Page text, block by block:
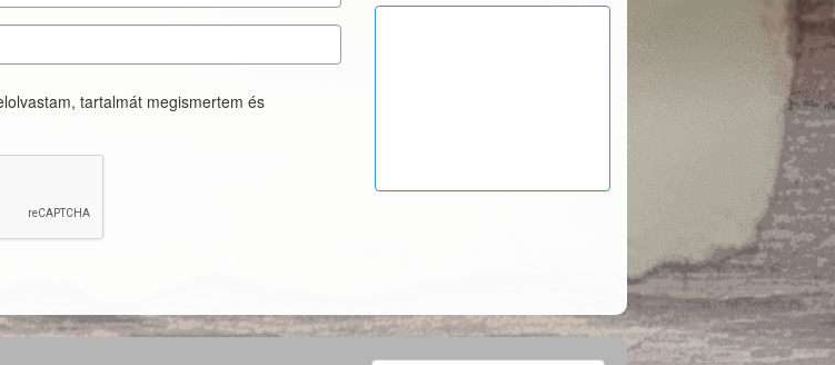
tartalmát megismertem és